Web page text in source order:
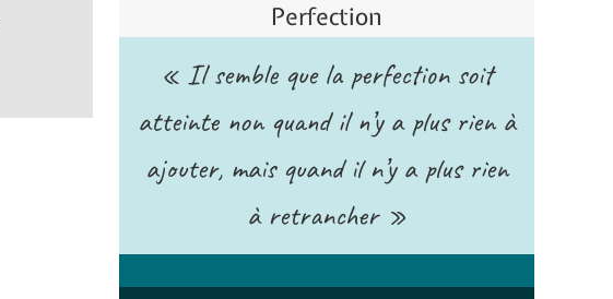
Perfection
« Il semble que la perfection soit
atteinte non quand il n’y a plus rien à
ajouter, mais quand il n’y a plus rien
à retrancher »